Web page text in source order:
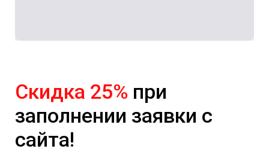
Скидка 25% при
заполнении заявки с
сайта!